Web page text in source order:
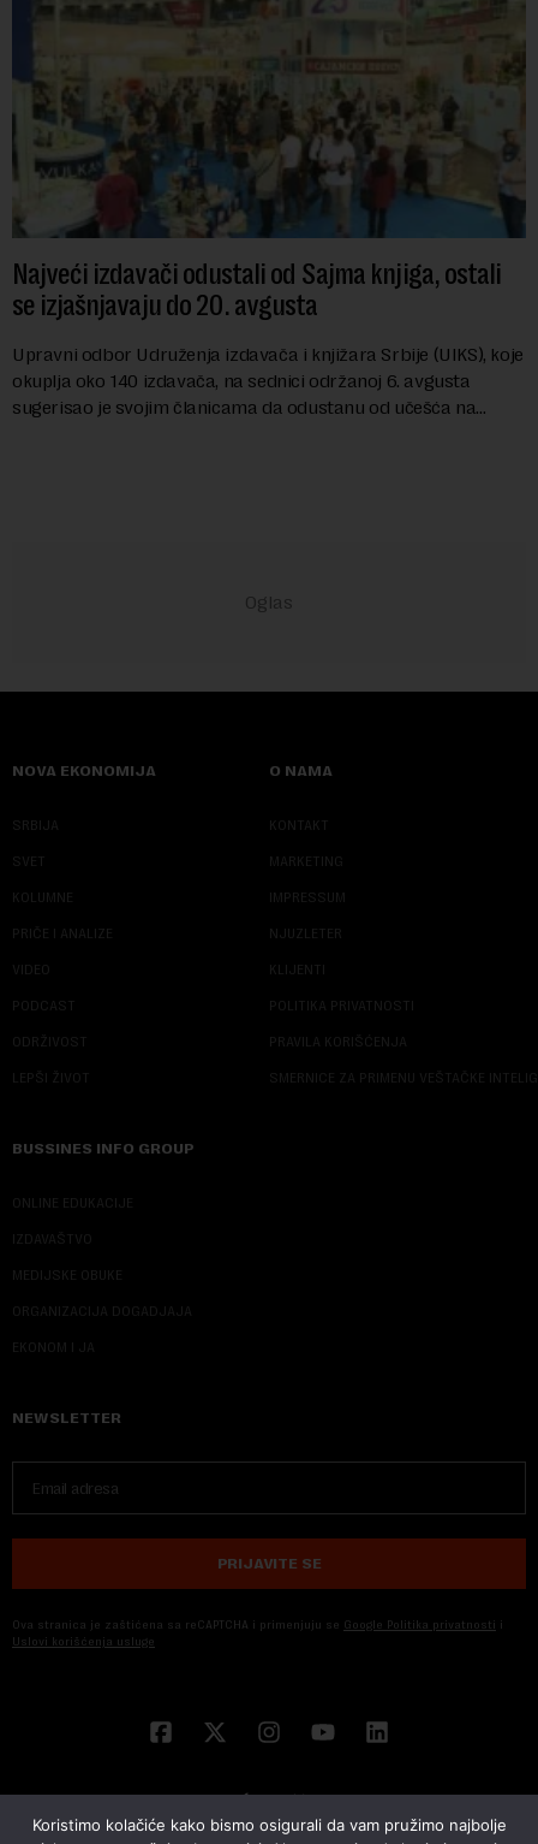
Najveći izdavači odustali od Sajma knjiga, ostali
se izjašnjavaju do 20. avgusta
Upravni odbor Udruženja izdavača i knjižara Srbije (UIKS), koje
okuplja oko 140 izdavača, na sednici održanoj 6. avgusta
sugerisao je svojim članicama da odustanu od učešća na
NOVA EKONOMIJA
SRBIJA
SVET
KOLUMNE
PRIČE I ANALIZE
VIDEO
PODCAST
ODRŽIVOST
LEPŠI ŽIVOT
O NAMA
KONTAKT
MARKETING
IMPRESSUM
NJUZLETER
KLIJENTI
POLITIKA PRIVATNOSTI
PRAVILA KORIŠĆENJA
SMERNICE ZA PRIMENU VEŠTAČKE
BUSSINES INFO GROUP
ONLINE EDUKACIJE
IZDAVAŠTVO
MEDIJSKE OBUKE
ORGANIZACIJA DOGADJAJA
EKONOM I JA
NEWSLETTER
PRIJAVITE SE
Ova stranica je zaštićena sa reCAPTCHA i primenjuju se Google Politika privatnosti i
Uslovi korišćenja usluge
Koristimo kolačiće kako bismo osigurali da vam pružimo najbolje